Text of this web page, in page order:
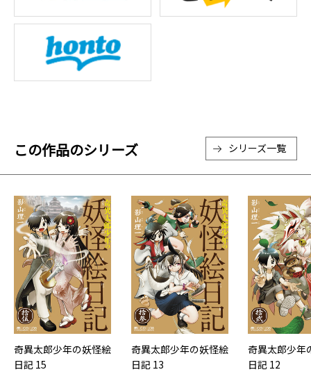
この作品のシリーズ シリーズ一覧
奇異太郎少年の妖怪絵
日記 15
奇異太郎少年の妖怪絵
日記 13
奇異太郎少年
日記 12